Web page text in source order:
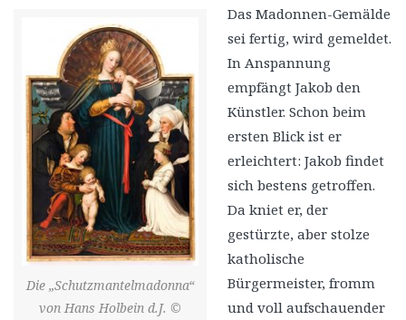
Die „Schutzmantelmadonna“
von Hans Holbein d.J. ©
Das Madonnen-Gemälde
sei fertig, wird gemeldet.
In Anspannung
empfängt Jakob den
Künstler. Schon beim
ersten Blick ist er
erleichtert: Jakob findet
sich bestens getroffen.
Da kniet er, der
gestürzte, aber stolze
katholische
Bürgermeister, fromm
und voll aufschauender